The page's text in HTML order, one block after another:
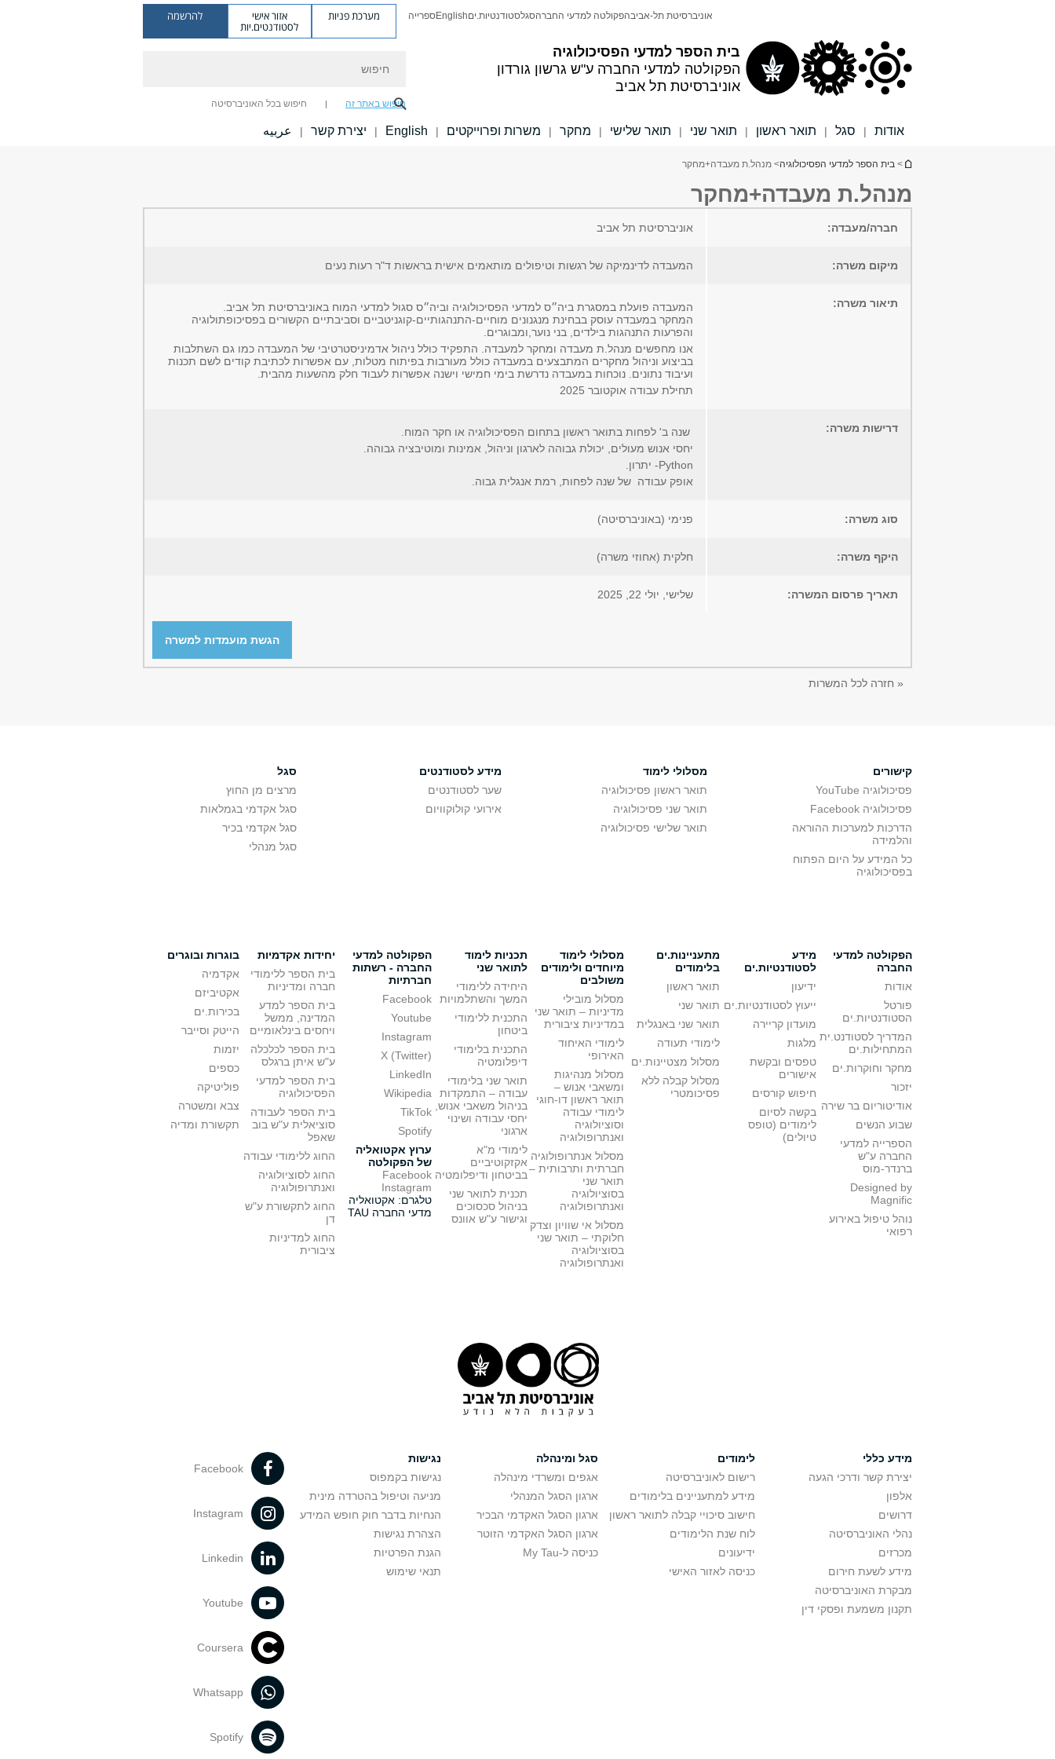
בית הספר למדעי הפסיכולוגיה
הפקולטה למדעי החברה ע"ש גרשון גורדון
אוניברסיטת תל אביב
אוניברסיטת תל-אביבהפקולטה למדעי החברהסגלסטודנטיות.יםEnglishספרייה מערכת פניות אזור אישי
לסטודנטים.יות
להרשמה
חיפוש באתר זה חיפוש בכל האוניברסיטה
אודות | סגל | תואר ראשון | תואר שני | תואר שלישי | מחקר | משרות ופרוייקטים |
English
| יצירת קשר | عربيه
הינך נמצא כאן
> בית הספר למדעי הפסיכולוגיה> מנהל.ת מעבדה+מחקר
מנהל.ת מעבדה+מחקר
חברה/מעבדה: אוניברסיטת תל אביב
מיקום משרה: המעבדה לדינמיקה של רגשות וטיפולים מותאמים אישית בראשות ד"ר רעות נעים
תיאור משרה:
המעבדה פועלת במסגרת ביה״ס למדעי הפסיכולוגיה וביה״ס סגול למדעי המוח באוניברסיטת תל אביב.
המחקר במעבדה עוסק בבחינת מנגנונים מוחיים-התנהגותיים-קוגניטביים וסביבתיים הקשורים בפסיכופתולוגיה
והפרעות התנהגות בילדים, בני נוער,ומבוגרים.
אנו מחפשים מנהל.ת מעבדה ומחקר למעבדה. התפקיד כולל ניהול אדמיניסטרטיבי של המעבדה כמו גם השתלבות
בביצוע וניהול מחקרים המתבצעים במעבדה כולל מעורבות בפיתוח מטלות, עם אפשרות לכתיבת קודים לשם תכנות
ועיבוד נתונים. נוכחות במעבדה נדרשת בימי חמישי וישנה אפשרות לעבוד חלק מהשעות מהבית.
תחילת עבודה אוקטובר 2025
דרישות משרה:
שנה ב' לפחות בתואר ראשון בתחום הפסיכולוגיה או חקר המוח.
יחסי אנוש מעולים, יכולת גבוהה לארגון וניהול, אמינות ומוטיבציה גבוהה.
Python- יתרון.
אופק עבודה של שנה לפחות, רמת אנגלית גבוה.
סוג משרה: פנימי (באוניברסיטה)
היקף משרה: חלקית (אחוזי משרה)
תאריך פרסום המשרה: שלישי, יולי 22, 2025
הגשת מועמדות למשרה
« חזרה לכל המשרות
קישורים
פסיכולוגיה YouTube
פסיכולוגיה Facebook
הדרכות למערכות ההוראה
והלמידה
כל המידע על היום הפתוח
בפסיכולוגיה
מסלולי לימוד
תואר ראשון פסיכולוגיה
תואר שני פסיכולוגיה
תואר שלישי פסיכולוגיה
מידע לסטודנטים
שער לסטודנטים
אירועי קולוקוויום
סגל
מרצים מן החוץ
סגל אקדמי בגמלאות
סגל אקדמי בכיר
סגל מנהלי
הפקולטה למדעי
החברה
אודות
פורטל
הסטודנטיות.ים
המדריך לסטודנט.ית
המתחילות.ים
מחקר וחוקרות.ים
יזכור
אודיטוריום בר שירה
שבוע הנשים
הספרייה למדעי
החברה ע"ש
ברנדר-מוס
Designed by
Magnific
נוהל טיפול באירוע
רפואי
מידע
לסטודנטיות.ים
ידיעון
ייעוץ לסטודנטיות.ים
מועדון קריירה
מלגות
טפסים ובקשת
אישורים
חיפוש קורסים
בקשה לסיום
לימודים (טופס
טיולים)
מתעניינות.ים
בלימודים
תואר ראשון
תואר שני
תואר שני באנגלית
לימודי תעודה
מסלול מצטיינות.ים
מסלול קבלה ללא
פסיכומטרי
מסלולי לימוד
מיוחדים ולימודים
משולבים
מסלול מובילי
מדיניות – תואר שני
במדיניות ציבורית
לימודי האיחוד
האירופי
מסלול מנהיגות
ומשאבי אנוש –
תואר ראשון דו-חוגי
לימודי עבודה
וסוציולוגיה
ואנתרופולוגיה
מסלול אנתרופולוגיה
חברתית ותרבותית –
תואר שני
בסוציולוגיה
ואנתרופולוגיה
מסלול אי שוויון וצדק
חלוקתי – תואר שני
בסוציולוגיה
ואנתרופולוגיה
תכניות לימוד
לתואר שני
היחידה ללימודי
המשך והשתלמויות
התכנית ללימודי
ביטחון
התכנית בלימודי
דיפלומטיה
תואר שני בלימודי
עבודה – התמקדות
בניהול משאבי אנוש,
יחסי עבודה ושינוי
ארגוני
לימודי מ"א
אקזקוטיביים
בביטחון ודיפלומטיה
תכנית לתואר שני
בניהול סכסוכים
וגישור ע"ש אוונס
הפקולטה למדעי
החברה - רשתות
חברתיות
Facebook
Youtube
Instagram
X (Twitter)
LinkedIn
Wikipedia
TikTok
Spotify
ערוץ אקטואליה
של הפקולטה
Facebook
Instagram
טלגרם: אקטואליה
מדעי החברה TAU
יחידות אקדמיות
בית הספר ללימודי
חברה ומדיניות
בית הספר למדע
המדינה, ממשל
ויחסים בינלאומיים
בית הספר לכלכלה
ע"ש איתן ברגלס
בית הספר למדעי
הפסיכולוגיה
בית הספר לעבודה
סוציאלית ע"ש בוב
שאפל
החוג ללימודי עבודה
החוג לסוציולוגיה
ואנתרופולוגיה
החוג לתקשורת ע"ש
דן
החוג למדיניות
ציבורית
בוגרות ובוגרים
אקדמיה
אקטיביזם
בכירות.ים
הייטק וסייבר
יזמות
כספים
פוליטיקה
צבא ומשטרה
תקשורת ומדיה
מידע כללי
יצירת קשר ודרכי הגעה
אלפון
דרושים
נהלי האוניברסיטה
מכרזים
מידע לשעת חירום
מבקרת האוניברסיטה
תקנון משמעת ופסקי דין
לימודים
רישום לאוניברסיטה
מידע למתעניינים בלימודים
חישוב סיכויי קבלה לתואר ראשון
לוח שנת הלימודים
ידיעונים
כניסה לאזור האישי
סגל ומינהלה
אגפים ומשרדי מינהלה
ארגון הסגל המנהלי
ארגון הסגל האקדמי הבכיר
ארגון הסגל האקדמי הזוטר
כניסה ל-My Tau
נגישות
נגישות בקמפוס
מניעה וטיפול בהטרדה מינית
הנחיות בדבר חוק חופש המידע
הצהרת נגישות
הגנת הפרטיות
תנאי שימוש
Facebook
Instagram
Linkedin
Youtube
Coursera
Whatsapp
Spotify